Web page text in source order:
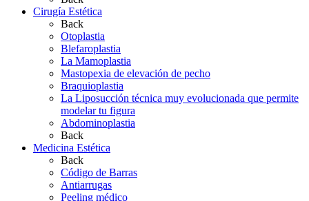
Cirugía Estética
Back
Otoplastia
Blefaroplastia
La Mamoplastia
Mastopexia de elevación de pecho
Braquioplastia
La Liposucción técnica muy evolucionada que permite
modelar tu figura
Abdominoplastia
Back
Medicina Estética
Back
Código de Barras
Antiarrugas
Peeling médico